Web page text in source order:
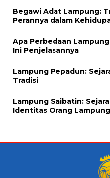
Begawi Adat Lampung:
Perannya dalam
Apa Perbedaan
Ini Penjelasannya
Lampung Pepadun:
Tradisi
Lampung Saibatin:
Identitas Orang